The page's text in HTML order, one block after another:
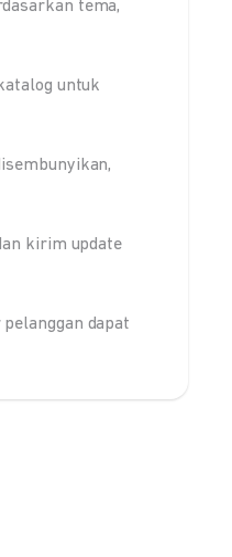
tema,
untuk
kirim update
dapat